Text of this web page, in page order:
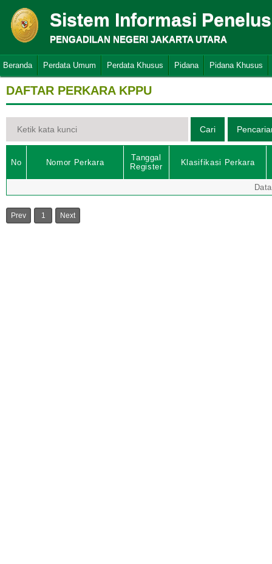
Sistem Informasi
PENGADILAN NEGERI JAKARTA UTARA
Beranda Perdata Umum Perdata Khusus Pidana Pidana Khusus
DAFTAR PERKARA KPPU
No Nomor Perkara
Tanggal
Register
Klasifikasi Perkara
Prev 1 Next